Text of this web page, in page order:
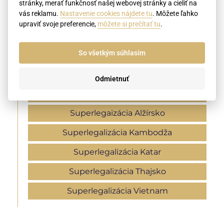
Apostila Ukrajina
Apostila Veľká Británia
Apostila Čína
Superlegaizácia Alžírsko
Superlegalizácia Kambodža
Superlegalizácia Katar
Superlegalizácia Thajsko
Superlegalizácia Vietnam
stránky, merať funkčnosť našej webovej stránky a cieliť na
vás reklamu. Nastavenie cookies nájdete tu. Môžete ľahko
upraviť svoje preferencie, môžete si prečítať tu.
So všetkým súhlasím
Odmietnuť